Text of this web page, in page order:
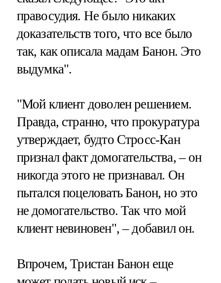
правосудия. Не было никаких
доказательств того, что все было
так, как описала мадам Банон. Это
выдумка".
"Мой клиент доволен решением.
Правда, странно, что прокуратура
утверждает, будто Стросс-Кан
признал факт домогательства, – он
никогда этого не признавал. Он
пытался поцеловать Банон, но это
не домогательство. Так что мой
клиент невиновен", – добавил он.
Впрочем, Тристан Банон еще